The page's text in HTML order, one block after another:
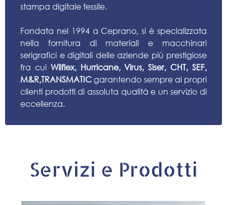
stampa digitale tessile.
Fondata nel 1994 a Ceprano, si è specializzata
nella fornitura di materiali e macchinari
serigrafici e digitali delle aziende più prestigiose
fra cui Wilflex, Hurricane, Virus, Siser, CHT, SEF,
M&R,TRANSMATICgarantendo sempre ai propri
clienti prodotti di assoluta qualità e un servizio di
eccellenza.
Servizi e Prodotti